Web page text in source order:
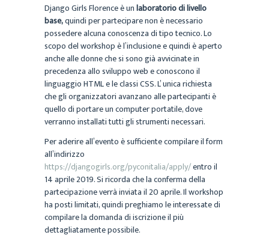
Django Girls Florence è unlaboratorio di livello
base,quindi per partecipare non è necessario
possedere alcuna conoscenza di tipo tecnico. Lo
scopo del workshop è l’inclusione e quindi è aperto
anche alle donne che si sono già avvicinate in
precedenza allo sviluppo web e conoscono il
linguaggio HTML e le classi CSS. L’ unica richiesta
che gli organizzatori avanzano alle partecipanti è
quello di portare un computer portatile, dove
verranno installati tutti gli strumenti necessari.
Per aderire all’evento è sufficiente compilare il form
all’indirizzo
https://djangogirls.org/pyconitalia/apply/entro il
14 aprile 2019. Si ricorda che la conferma della
partecipazione verrà inviata il 20 aprile. Il workshop
ha posti limitati, quindi preghiamo le interessate di
compilare la domanda di iscrizione il più
dettagliatamente possibile.